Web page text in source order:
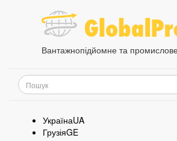
Вантажнопідйомне та
УкраїнаUA
ГрузіяGE